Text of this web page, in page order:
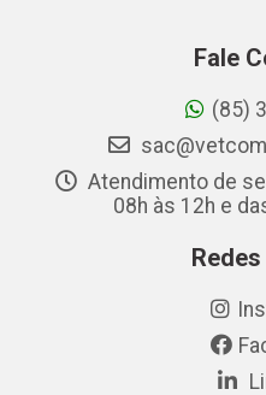
Fale
(85)
Atendimento de
08h às 12h e